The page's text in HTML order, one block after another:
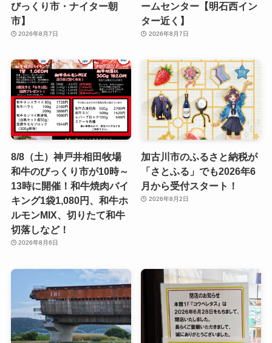
びっくり市・ナイター朝
市】
2026年8月7日
ームセンター【明石西イン
ター近く】
2026年8月7日
8/8（土）神戸井相田牧場
和牛のびっくり市が10時～
13時に開催！和牛焼肉バイ
キング1袋1,080円、和牛ホ
ルモンMIX、切りたて和牛
切落しなど！
2026年8月6日
加古川市のふるさと納税が
「さとふる」でも2026年6
月から受付スタート！
2026年8月2日